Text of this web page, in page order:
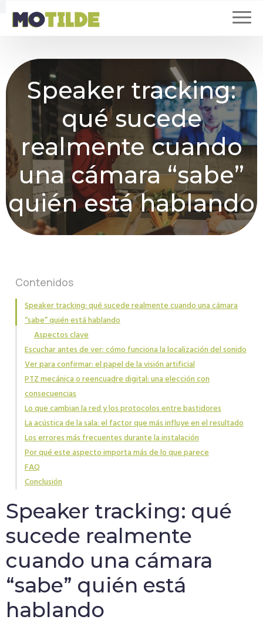
Speaker tracking:
qué sucede
realmente cuando
una cámara “sabe”
quién está hablando
Contenidos
Speaker tracking: qué sucede realmente cuando una cámara
“sabe” quién está hablando
Aspectos clave
Escuchar antes de ver: cómo funciona la localización del sonido
Ver para confirmar: el papel de la visión artificial
PTZ mecánica o reencuadre digital: una elección con
consecuencias
Lo que cambian la red y los protocolos entre bastidores
La acústica de la sala: el factor que más influye en el resultado
Los errores más frecuentes durante la instalación
Por qué este aspecto importa más de lo que parece
FAQ
Conclusión
Speaker tracking: qué
sucede realmente
cuando una cámara
“sabe” quién está
hablando